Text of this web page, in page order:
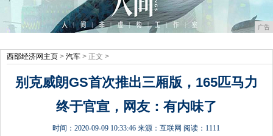
广告
西部经济网主页 > 汽车 > 正文 >
别克威朗GS首次推出三厢版，165匹马力
终于官宣，网友：有内味了
时间：2020-09-09 10:33:46 来源：互联网 阅读：1111